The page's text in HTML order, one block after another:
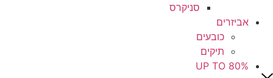
סניקרס
אביזרים
כובעים
תיקים
UP TO 80%